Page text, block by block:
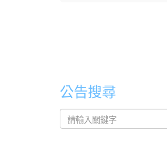
公告搜尋